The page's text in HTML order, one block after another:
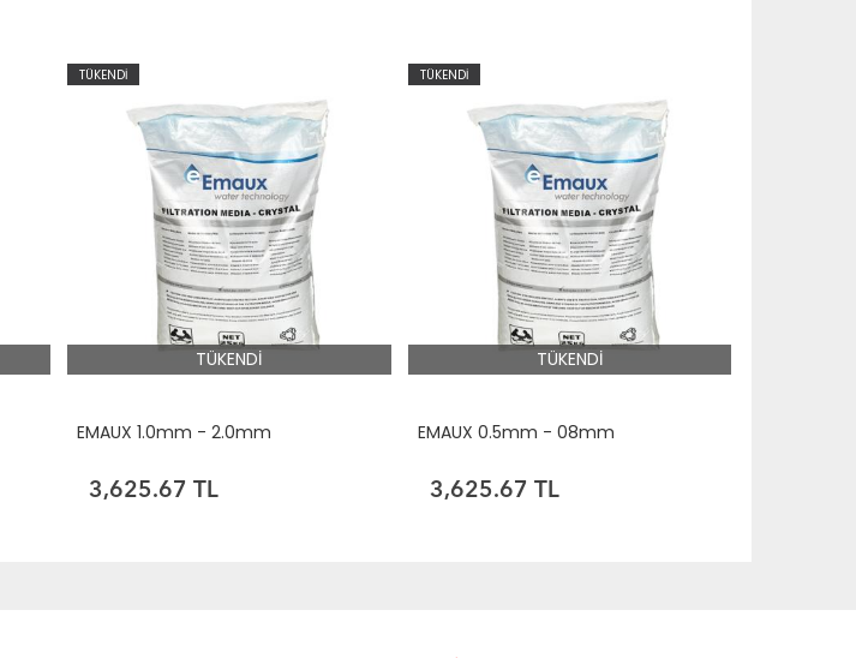
TÜKENDİ
TÜKENDİ
EMAUX 1.0mm - 2.0mm
3,625.67 TL
TÜKENDİ
TÜKENDİ
EMAUX 0.5mm - 08mm
3,625.67 TL